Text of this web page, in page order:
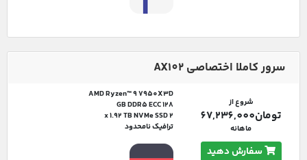
سرور کاملا اختصاصی AX102
AMD Ryzen™ 9 7950X3D
128 GB DDR5 ECC
2 x 1.92 TB NVMe SSD
ترافیک نامحدود
شروع از
تومان67,236,000
ماهانه
سفارش دهید